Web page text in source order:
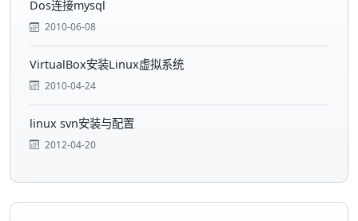
Dos连接mysql
2010-06-08
VirtualBox安装Linux虚拟系统
2010-04-24
linux svn安装与配置
2012-04-20